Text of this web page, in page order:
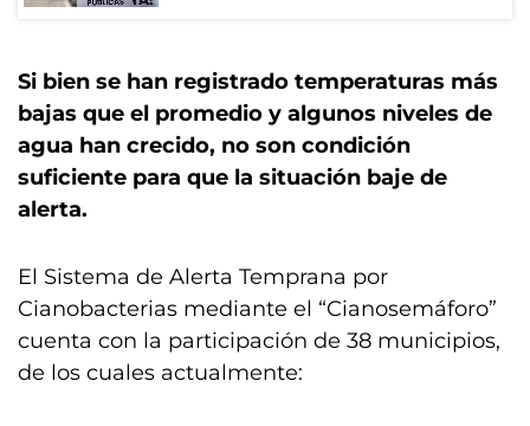
Si bien se han registrado temperaturas más
bajas que el promedio y algunos niveles de
agua han crecido, no son condición
suficiente para que la situación baje de
alerta.
El Sistema de Alerta Temprana por
Cianobacterias mediante el “Cianosemáforo”
cuenta con la participación de 38 municipios,
de los cuales actualmente: